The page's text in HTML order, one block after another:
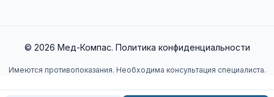
© 2026 Мед-Компас. Политика конфиденциальности
Имеются противопоказания. Необходима консультация специалиста.